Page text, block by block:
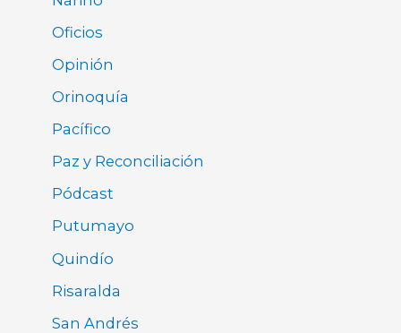
Oficios
Opinión
Orinoquía
Pacífico
Paz y Reconciliación
Pódcast
Putumayo
Quindío
Risaralda
San Andrés